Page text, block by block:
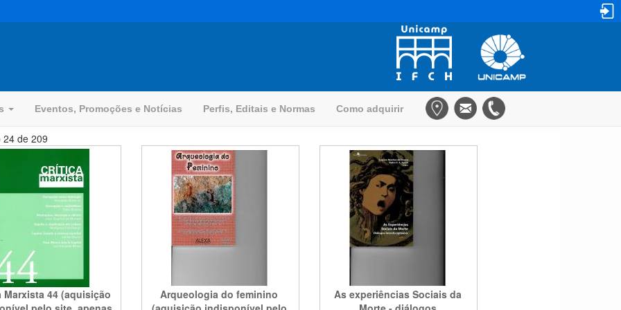
Eventos, Promoções e Notícias Perfis, Editais e Normas Como adquirir
24 de 209
Marxista 44 (aquisição
Arqueologia do feminino
As experiências Sociais da